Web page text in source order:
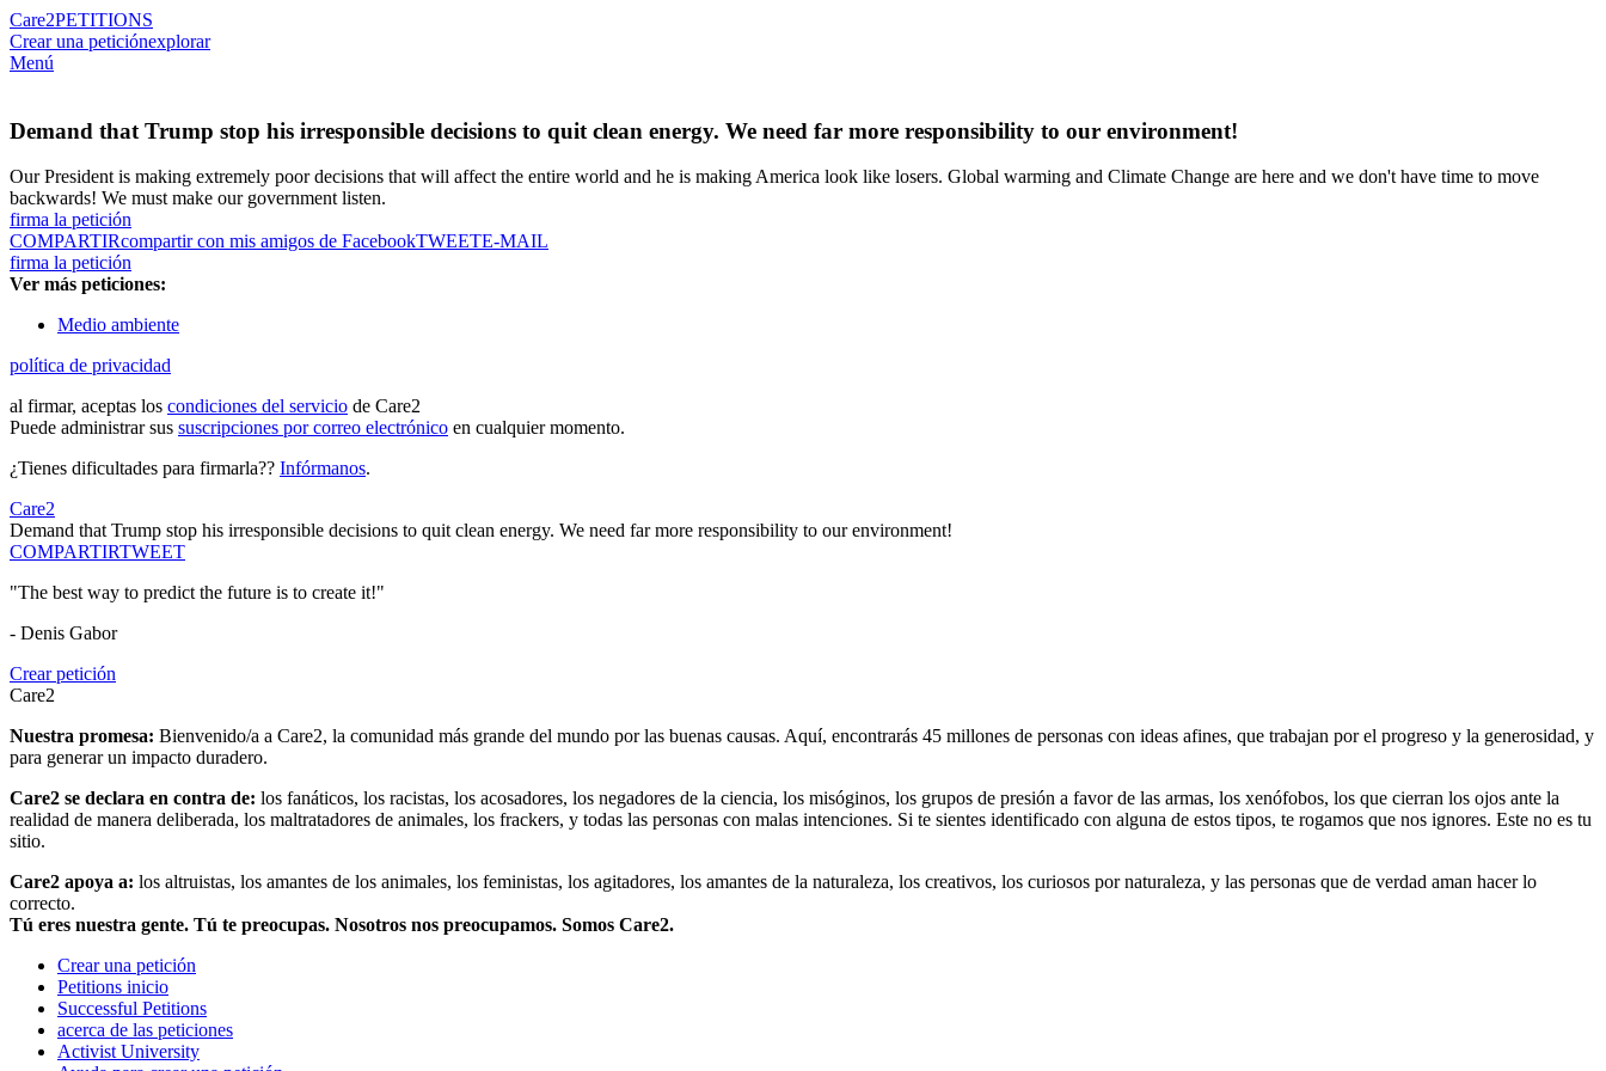
Care2PETITIONS
Crear una peticiónexplorar
Menú
Demand that Trump stop his irresponsible decisions to quit clean energy. We need far more responsibility to our environment!
Our President is making extremely poor decisions that will affect the entire world and he is making America look like losers. Global warming and Climate Change are here and we don't have time to move
backwards! We must make our government listen.
firma la petición
COMPARTIRcompartir con mis amigos de FacebookTWEETE-MAIL
firma la petición
Ver más peticiones:
Medio ambiente
política de privacidad
al firmar, aceptas los condiciones del servicio de Care2
Puede administrar sus suscripciones por correo electrónico en cualquier momento.
¿Tienes dificultades para firmarla?? Infórmanos.
Care2
Demand that Trump stop his irresponsible decisions to quit clean energy. We need far more responsibility to our environment!
COMPARTIRTWEET
"The best way to predict the future is to create it!"
- Denis Gabor
Crear petición
Care2
Nuestra promesa: Bienvenido/a a Care2, la comunidad más grande del mundo por las buenas causas. Aquí, encontrarás 45 millones de personas con ideas afines, que trabajan por el progreso y la generosidad, y
para generar un impacto duradero.
Care2 se declara en contra de: los fanáticos, los racistas, los acosadores, los negadores de la ciencia, los misóginos, los grupos de presión a favor de las armas, los xenófobos, los que cierran los ojos ante la
realidad de manera deliberada, los maltratadores de animales, los frackers, y todas las personas con malas intenciones. Si te sientes identificado con alguna de estos tipos, te rogamos que nos ignores. Este no es tu
sitio.
Care2 apoya a: los altruistas, los amantes de los animales, los feministas, los agitadores, los amantes de la naturaleza, los creativos, los curiosos por naturaleza, y las personas que de verdad aman hacer lo
correcto.
Tú eres nuestra gente. Tú te preocupas. Nosotros nos preocupamos. Somos Care2.
Crear una petición
Petitions inicio
Successful Petitions
acerca de las peticiones
Activist University